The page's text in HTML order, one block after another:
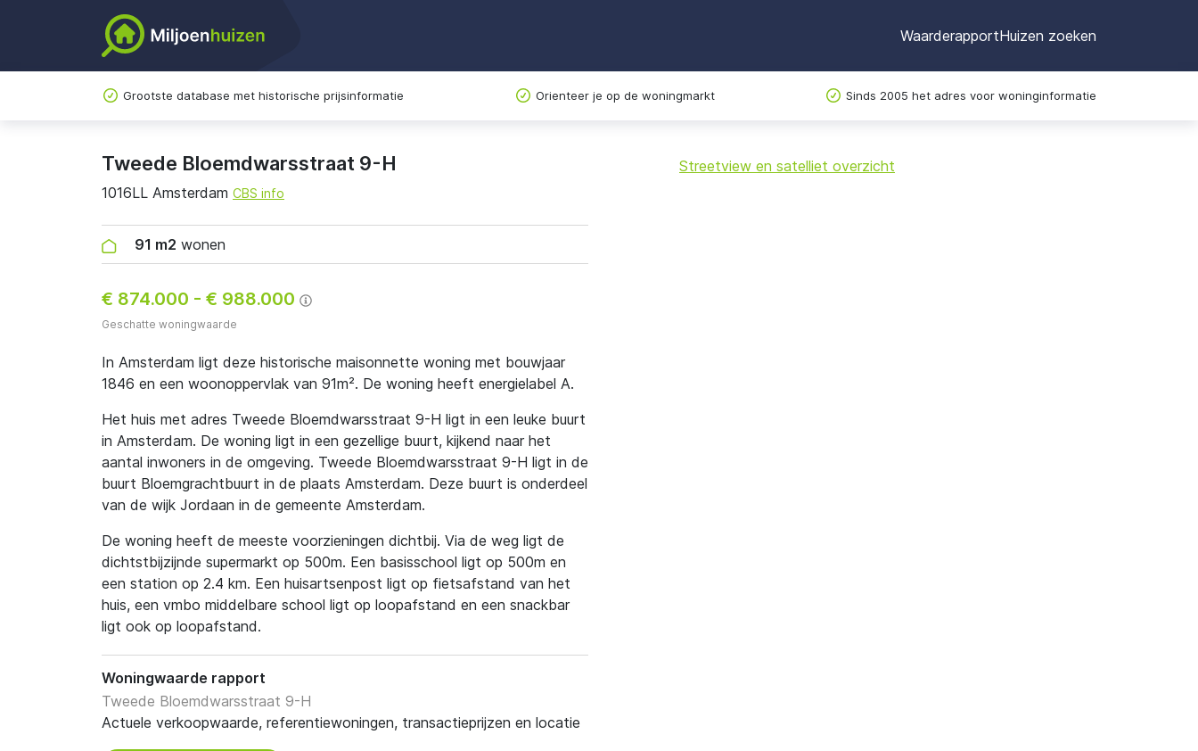
WaarderapportHuizen zoeken
Grootste database met historische prijsinformatie Orienteer je op de woningmarkt Sinds 2005 het adres voor woninginformatie
Tweede Bloemdwarsstraat 9-H
1016LL Amsterdam CBS info
91 m2 wonen
€ 874.000 - € 988.000
Geschatte woningwaarde
In Amsterdam ligt deze historische maisonnette woning met bouwjaar
1846 en een woonoppervlak van 91m². De woning heeft energielabel A.
Het huis met adres Tweede Bloemdwarsstraat 9-H ligt in een leuke buurt
in Amsterdam. De woning ligt in een gezellige buurt, kijkend naar het
aantal inwoners in de omgeving. Tweede Bloemdwarsstraat 9-H ligt in de
buurt Bloemgrachtbuurt in de plaats Amsterdam. Deze buurt is onderdeel
van de wijk Jordaan in de gemeente Amsterdam.
De woning heeft de meeste voorzieningen dichtbij. Via de weg ligt de
dichtstbijzijnde supermarkt op 500m. Een basisschool ligt op 500m en
een station op 2.4 km. Een huisartsenpost ligt op fietsafstand van het
huis, een vmbo middelbare school ligt op loopafstand en een snackbar
ligt ook op loopafstand.
Woningwaarde rapport
Tweede Bloemdwarsstraat 9-H
Actuele verkoopwaarde, referentiewoningen, transactieprijzen en locatie
+
Streetview en satelliet overzicht